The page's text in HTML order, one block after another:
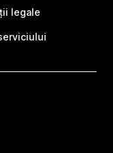
legale